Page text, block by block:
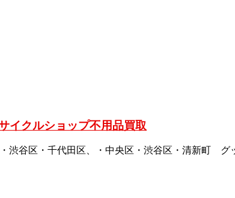
イクルショップ不用品買取
渋谷区・千代田区、・中央区・渋谷区・清新町